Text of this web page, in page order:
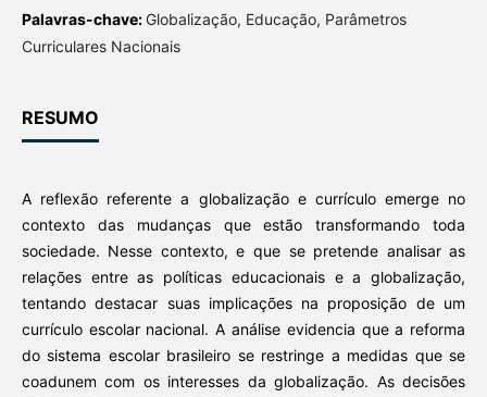
Palavras-chave: Globalização, Educação, Parâmetros
Curriculares Nacionais
RESUMO
A reflexão referente a globalização e currículo emerge no
contexto das mudanças que estão transformando toda
sociedade. Nesse contexto, e que se pretende analisar as
relações entre as políticas educacionais e a globalização,
tentando destacar suas implicações na proposição de um
currículo escolar nacional. A análise evidencia que a reforma
do sistema escolar brasileiro se restringe a medidas que se
coadunem com os interesses da globalização. As decisões